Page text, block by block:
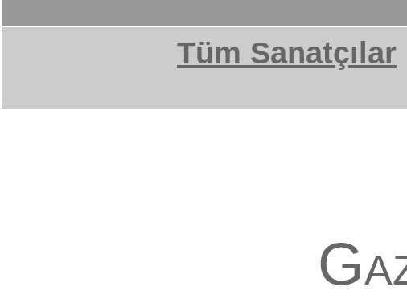
Tüm Sanatçılar